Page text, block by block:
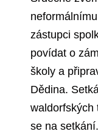
zástupci
povídat o
školy a
Dědina.
waldorfských
se na setkání.